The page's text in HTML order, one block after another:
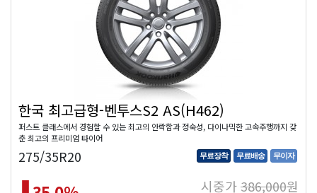
한국 최고급형-벤투스S2 AS(H462)
퍼스트 클래스에서 경험할 수 있는 최고의 안락함과 정숙성, 다이나믹한 고속주행까지 갖
춘 최고의 프리미엄 타이어
275/35R20 무료장착 무료배송 무이자
시중가386,000원